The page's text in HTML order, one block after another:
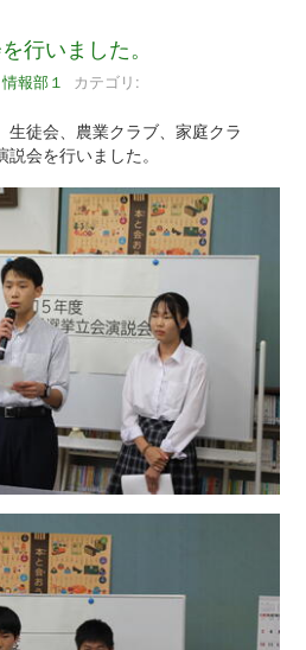
行いました。
情報部１ カテゴリ:
徒会、農業クラブ、家庭クラ
会を行いました。